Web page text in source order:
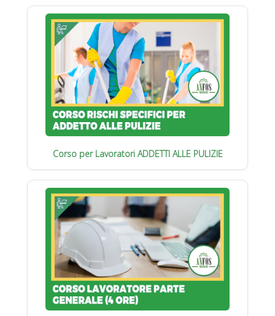
Corso per Lavoratori ADDETTI ALLE PULIZIE